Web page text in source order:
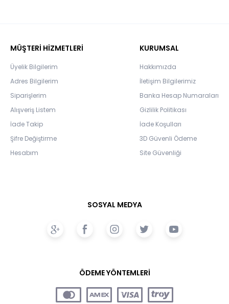
MÜŞTERİ HİZMETLERİ
Üyelik Bilgilerim
Adres Bilgilerim
Siparişlerim
Alışveriş Listem
İade Takip
Şifre Değiştirme
Hesabım
KURUMSAL
Hakkımızda
İletişim Bilgilerimiz
Banka Hesap Numaraları
Gizlilik Politikası
İade Koşulları
3D Güvenli Ödeme
Site Güvenliği
SOSYAL MEDYA
ÖDEME YÖNTEMLERİ